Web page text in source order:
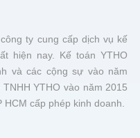
ty cung cấp dịch vụ kế
hiện nay. Kế toán YTHO
và các cộng sự vào năm
YTHO vào năm 2015
cấp phép kinh doanh.